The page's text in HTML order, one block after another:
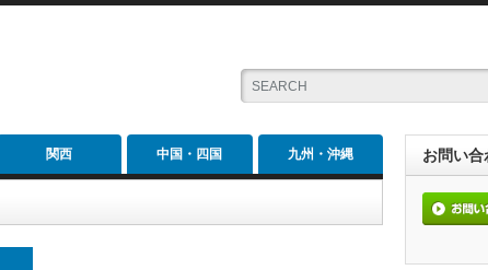
関西 中国・四国 九州・沖縄 お問い合